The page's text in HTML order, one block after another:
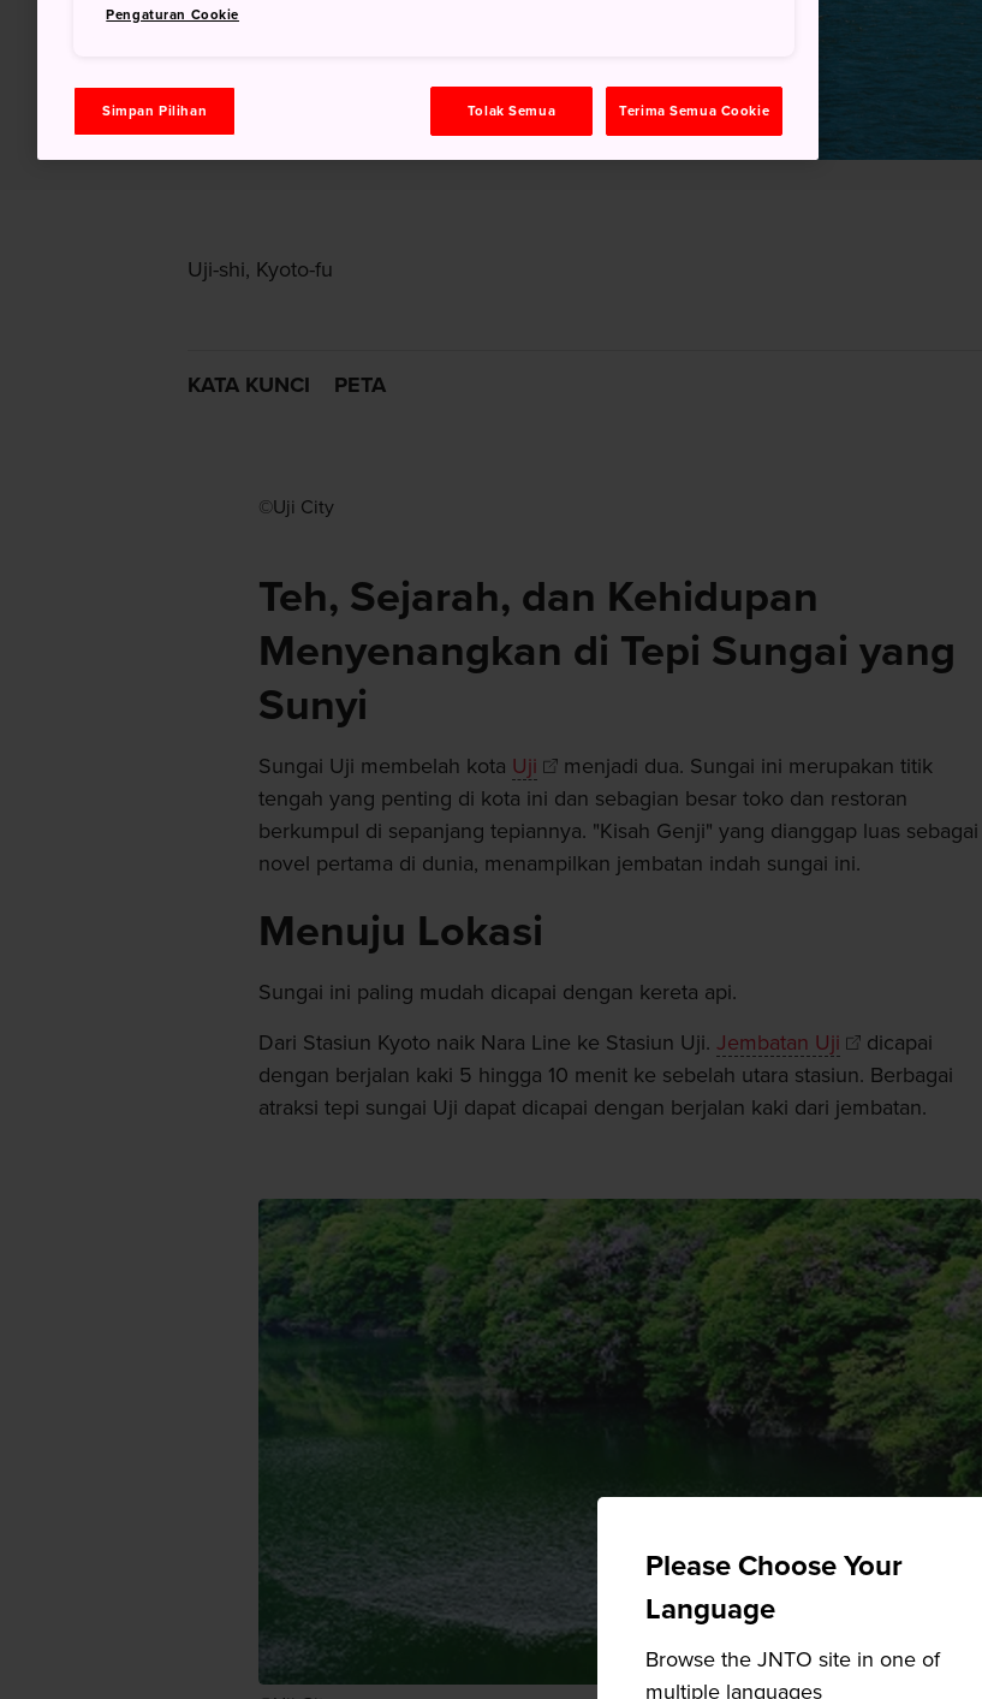
Please Choose Your
Language
Browse the JNTO site in one of
multiple languages
Uji-shi, Kyoto-fu
KATA KUNCI PETA
©Uji City
Teh, Sejarah, dan Kehidupan
Menyenangkan di Tepi Sungai yang
Sunyi
Sungai Uji membelah kota Uji
menjadi dua. Sungai ini merupakan titik
tengah yang penting di kota ini dan sebagian besar toko dan restoran
berkumpul di sepanjang tepiannya. "Kisah Genji" yang dianggap luas sebagai
novel pertama di dunia, menampilkan jembatan indah sungai ini.
Menuju Lokasi
Sungai ini paling mudah dicapai dengan kereta api.
Dari Stasiun Kyoto naik Nara Line ke Stasiun Uji. Jembatan Uji
dicapai
dengan berjalan kaki 5 hingga 10 menit ke sebelah utara stasiun. Berbagai
atraksi tepi sungai Uji dapat dicapai dengan berjalan kaki dari jembatan.
Pengaturan Cookie
Simpan Pilihan Tolak Semua Terima Semua Cookie